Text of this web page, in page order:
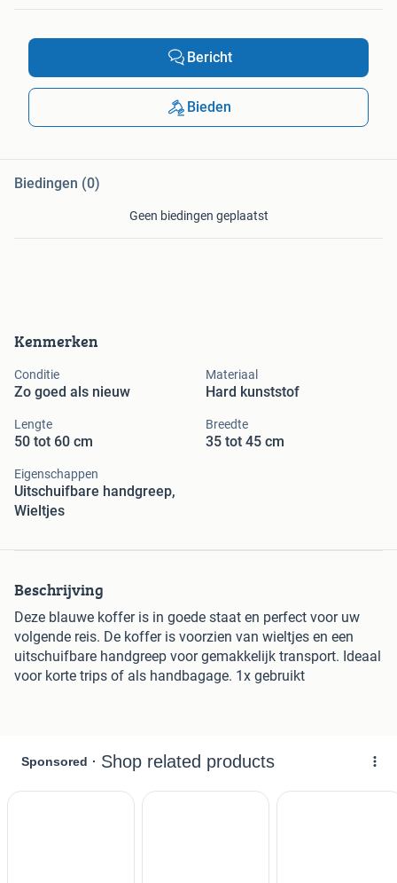
Kenmerken
Conditie
Zo goed als nieuw
Materiaal
Hard kunststof
Lengte
50 tot 60 cm
Breedte
35 tot 45 cm
Eigenschappen
Uitschuifbare handgreep,
Wieltjes
Beschrijving
Deze blauwe koffer is in goede staat en perfect voor uw
volgende reis. De koffer is voorzien van wieltjes en een
uitschuifbare handgreep voor gemakkelijk transport. Ideaal
voor korte trips of als handbagage. 1x gebruikt
Bericht
Bieden
Biedingen (0)
Geen biedingen geplaatst